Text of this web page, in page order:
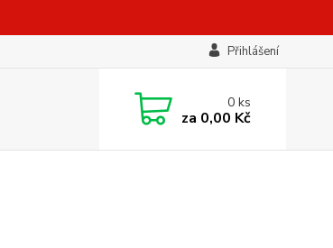
Přihlášení
0ks
za 0,00 Kč